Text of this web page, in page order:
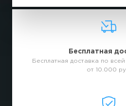
Бесплатная
Бесплатная доставка по
от 10.000